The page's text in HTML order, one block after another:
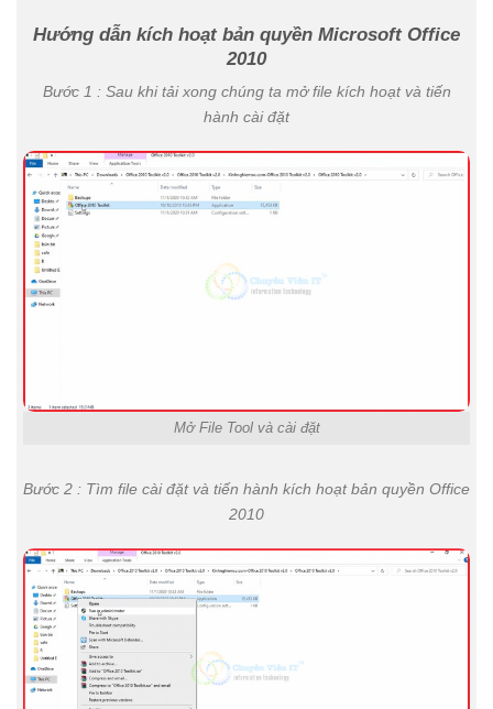
Hướng dẫn kích hoạt bản quyền Microsoft Office
2010
Bước 1 : Sau khi tải xong chúng ta mở file kích hoạt và tiến
hành cài đặt
Mở File Tool và cài đặt
Bước 2 : Tìm file cài đặt và tiến hành kích hoạt bản quyền Office
2010